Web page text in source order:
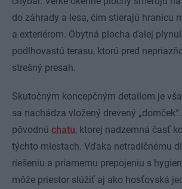
do záhrady a lesa, čím stierajú hranicu
a exteriérom. Obytná plocha ďalej
podlhovastú terasu, ktorú pred
strešný presah.
Skutočným koncepčným detailom je
sa nachádza vložený drevený
pôvodnú chatu, ktorej nadzemná časť
týchto miestach. Vďaka netradičnému
riešeniu a priamemu prepojeniu s
môže priestor slúžiť aj ako hosťovská